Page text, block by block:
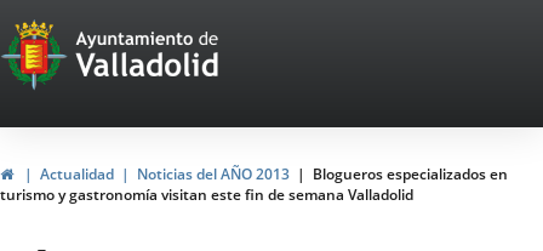
Portal
Web
del
Ayuntamiento
de
HomeActualidad Noticias del AÑO 2013
Blogueros especializados en
turismo y gastronomía visitan este fin de semana Valladolid